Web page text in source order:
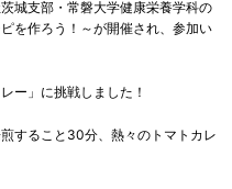
城支部・常磐大学健康栄養学科の
を作ろう！～が開催され、参加い
ー」に挑戦しました！
すること30分、熱々のトマトカレ